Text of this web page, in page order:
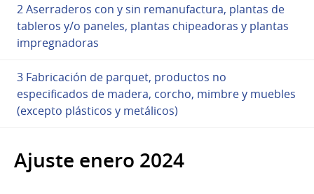
2 Aserraderos con y sin remanufactura, plantas de
tableros y/o paneles, plantas chipeadoras y plantas
impregnadoras
3 Fabricación de parquet, productos no
especificados de madera, corcho, mimbre y muebles
(excepto plásticos y metálicos)
Ajuste enero 2024